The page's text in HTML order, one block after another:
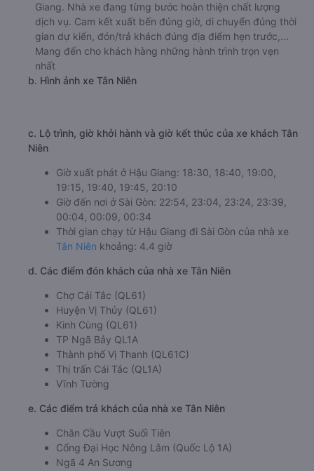
Giang. Nhà xe đang từng bước hoàn thiện chất lượng
dịch vụ. Cam kết xuất bến đúng giờ, di chuyển đúng thời
gian dự kiến, đón/trả khách đúng địa điểm hẹn trước,...
Mang đến cho khách hàng những hành trình trọn vẹn
nhất
b. Hình ảnh xe Tân Niên
c. Lộ trình, giờ khởi hành và giờ kết thúc của xe khách Tân
Niên
Giờ xuất phát ở Hậu Giang: 18:30, 18:40, 19:00,
19:15, 19:40, 19:45, 20:10
Giờ đến nơi ở Sài Gòn: 22:54, 23:04, 23:24, 23:39,
00:04, 00:09, 00:34
Thời gian chạy từ Hậu Giang đi Sài Gòn của nhà xe
Tân Niên khoảng: 4.4 giờ
d. Các điểm đón khách của nhà xe Tân Niên
Chợ Cái Tắc (QL61)
Huyện Vị Thủy (QL61)
Kinh Cùng (QL61)
TP Ngã Bảy QL1A
Thành phố Vị Thanh (QL61C)
Thị trấn Cái Tắc (QL1A)
Vĩnh Tường
e. Các điểm trả khách của nhà xe Tân Niên
Chân Cầu Vượt Suối Tiên
Cổng Đại Học Nông Lâm (Quốc Lộ 1A)
Ngã 4 An Sương